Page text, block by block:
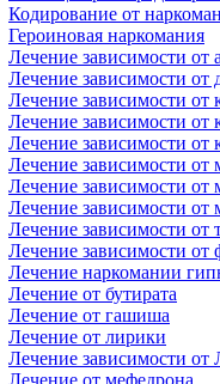
Кодирование от
Героиновая наркомания
Лечение зависимости от
Лечение зависимости от
Лечение зависимости от
Лечение зависимости от
Лечение зависимости от
Лечение зависимости от
Лечение зависимости от
Лечение зависимости от
Лечение зависимости от
Лечение зависимости от
Лечение наркомании
Лечение от бутирата
Лечение от гашиша
Лечение от лирики
Лечение зависимости
Лечение от мефедрона